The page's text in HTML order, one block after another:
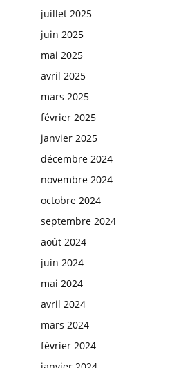
juillet 2025
juin 2025
mai 2025
avril 2025
mars 2025
février 2025
janvier 2025
décembre 2024
novembre 2024
octobre 2024
septembre 2024
août 2024
juin 2024
mai 2024
avril 2024
mars 2024
février 2024